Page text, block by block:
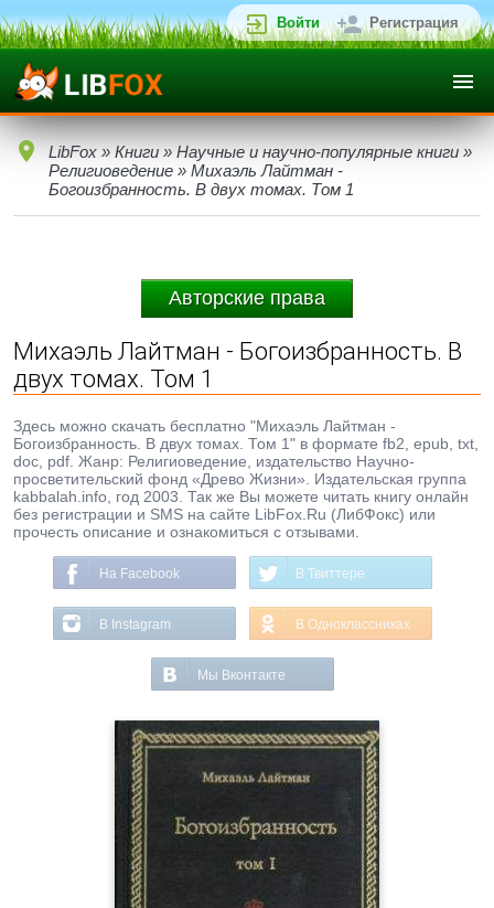
Войти Регистрация
LibFox » Книги » Научные и научно-популярные книги »
Религиоведение » Михаэль Лайтман -
Богоизбранность. В двух томах. Том 1
Авторские права
Михаэль Лайтман - Богоизбранность. В
двух томах. Том 1
Здесь можно скачать бесплатно "Михаэль Лайтман -
Богоизбранность. В двух томах. Том 1" в формате fb2, epub, txt,
doc, pdf. Жанр: Религиоведение, издательство Научно-
просветительский фонд «Древо Жизни». Издательская группа
kabbalah.info, год 2003. Так же Вы можете читать книгу онлайн
без регистрации и SMS на сайте LibFox.Ru (ЛибФокс) или
прочесть описание и ознакомиться с отзывами.
На Facebook В Твиттере
В Instagram В Одноклассниках
Мы Вконтакте